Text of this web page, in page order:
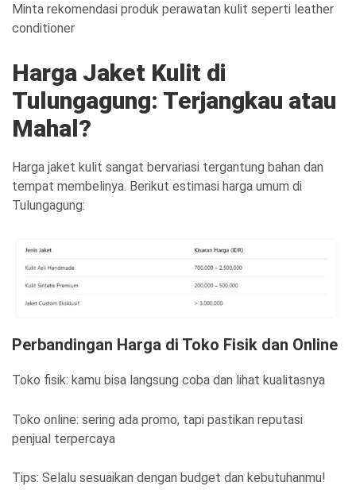
Minta rekomendasi produk perawatan kulit seperti leather
conditioner
Harga Jaket Kulit di
Tulungagung: Terjangkau atau
Mahal?
Harga jaket kulit sangat bervariasi tergantung bahan dan
tempat membelinya. Berikut estimasi harga umum di
Tulungagung:
Perbandingan Harga di Toko Fisik dan Online
Toko fisik: kamu bisa langsung coba dan lihat kualitasnya
Toko online: sering ada promo, tapi pastikan reputasi
penjual terpercaya
Tips: Selalu sesuaikan dengan budget dan kebutuhanmu!